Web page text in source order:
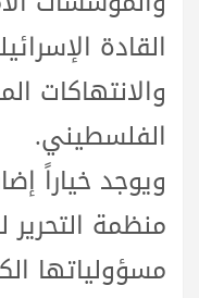
القادة
والانتهاكات
الفلسطيني.
ويوجد خياراً
منظمة التحرير
مسؤولياتها